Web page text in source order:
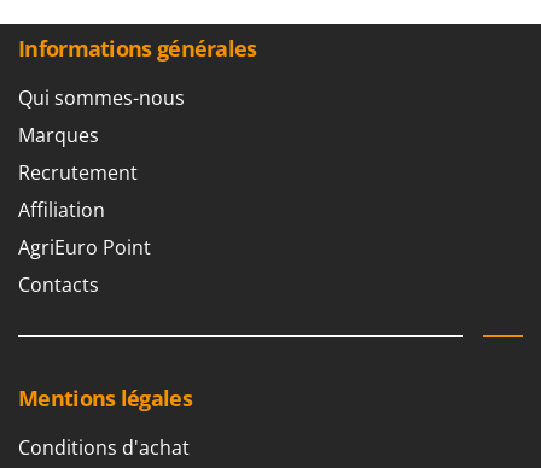
Informations générales
Qui sommes-nous
Marques
Recrutement
Affiliation
AgriEuro Point
Contacts
Mentions légales
Conditions d'achat